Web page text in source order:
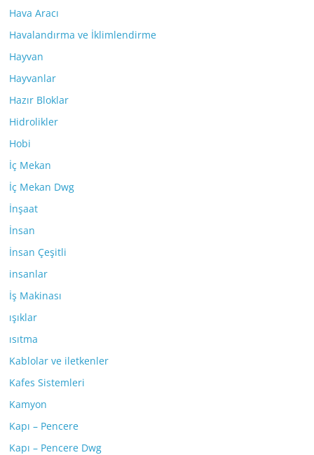
Hava Aracı
Havalandırma ve İklimlendirme
Hayvan
Hayvanlar
Hazır Bloklar
Hidrolikler
Hobi
İç Mekan
İç Mekan Dwg
İnşaat
İnsan
İnsan Çeşitli
insanlar
İş Makinası
ışıklar
ısıtma
Kablolar ve iletkenler
Kafes Sistemleri
Kamyon
Kapı – Pencere
Kapı – Pencere Dwg